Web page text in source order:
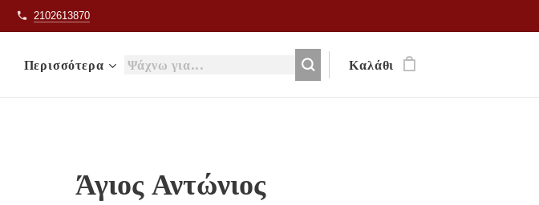
2102613870
Περισσότερα Καλάθι
Άγιος Αντώνιος